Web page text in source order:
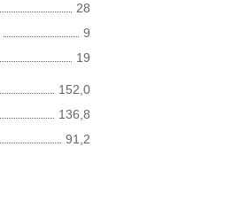
28
9
19
152,0
136,8
91,2